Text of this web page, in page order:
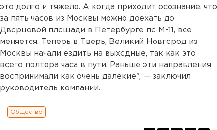
это долго и тяжело. А когда приходит осознание, что
за пять часов из Москвы можно доехать до
Дворцовой площади в Петербурге по М-11, все
меняется. Теперь в Тверь, Великий Новгород из
Москвы начали ездить на выходные, так как это
всего полтора часа в пути. Раньше эти направления
воспринимали как очень далекие", — заключил
руководитель компании.
Общество